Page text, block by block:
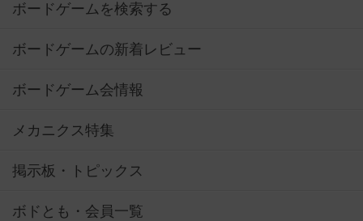
ボードゲームを検索する
ボードゲームの新着レビュー
ボードゲーム会情報
メカニクス特集
掲示板・トピックス
ボドとも・会員一覧